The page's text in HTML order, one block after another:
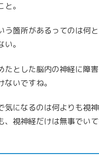
。
う箇所があるってのは何
。
たとした脳内の神経に障
いですね。
気になるのは何よりも視
、視神経だけは無事でい